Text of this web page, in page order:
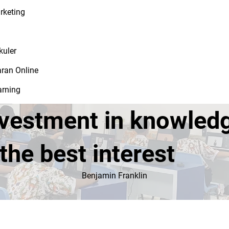
Online
in
best interest
Benjamin Franklin